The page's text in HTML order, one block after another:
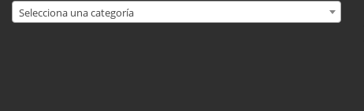
Selecciona una categoría